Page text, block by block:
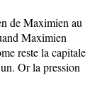
de Maximien au
Maximien
reste la capitale
Or la pression